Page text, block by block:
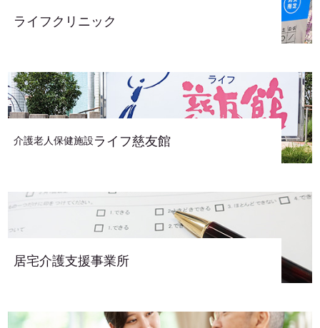
ライフクリニック
介護老人保健施設ライフ慈友館
居宅介護支援事業所